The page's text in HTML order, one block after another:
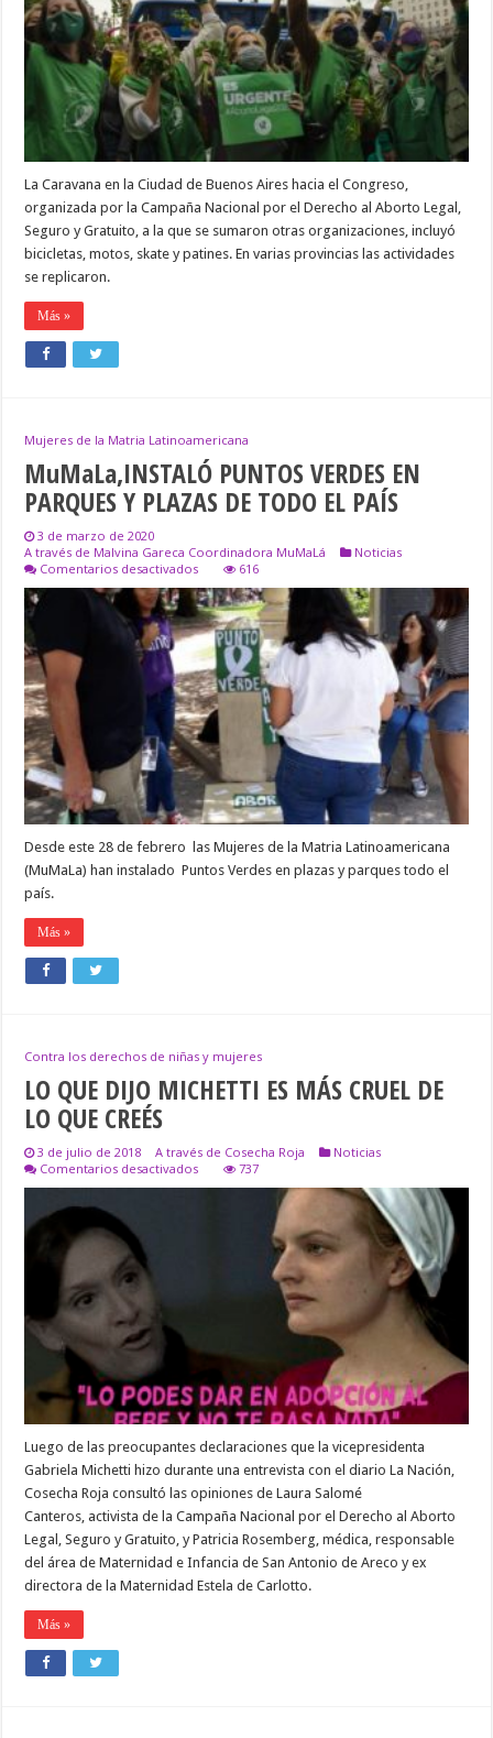
LEGAL,
SEGURO
Y
GRATUITO
La Caravana en la Ciudad de Buenos Aires hacia el Congreso,
organizada por la Campaña Nacional por el Derecho al Aborto Legal,
Seguro y Gratuito, a la que se sumaron otras organizaciones, incluyó
bicicletas, motos, skate y patines. En varias provincias las actividades
se replicaron.
Más »
Mujeres de la Matria Latinoamericana
MuMaLa,INSTALÓ PUNTOS VERDES EN
PARQUES Y PLAZAS DE TODO EL PAÍS
3 de marzo de 2020
A través de Malvina Gareca Coordinadora MuMaLá
Noticias
Comentarios desactivadosen
MuMaLa,INSTALÓ
PUNTOS
VERDES
EN
PARQUES
Y
PLAZAS
DE
TODO
EL
PAÍS
616
Desde este 28 de febrero las Mujeres de la Matria Latinoamericana
(MuMaLa) han instalado Puntos Verdes en plazas y parques todo el
país.
Más »
Contra los derechos de niñas y mujeres
LO QUE DIJO MICHETTI ES MÁS CRUEL DE
LO QUE CREÉS
3 de julio de 2018 A través de Cosecha Roja
Noticias
Comentarios desactivadosen
LO
CREÉS
737
Luego de las preocupantes declaraciones que la vicepresidenta
Gabriela Michetti hizo durante una entrevista con el diario La Nación,
Cosecha Roja consultó las opiniones de Laura Salomé
Canteros, activista de la Campaña Nacional por el Derecho al Aborto
Legal, Seguro y Gratuito, y Patricia Rosemberg, médica, responsable
del área de Maternidad e Infancia de San Antonio de Areco y ex
directora de la Maternidad Estela de Carlotto.
Más »